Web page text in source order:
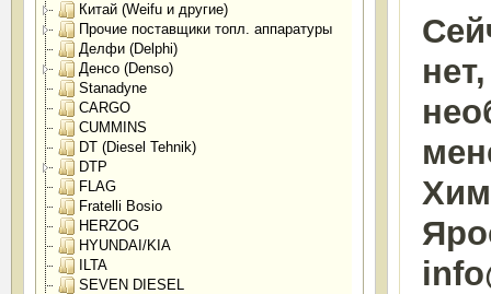
Китай (Weifu и другие)
Прочие поставщики топл. аппаратуры
Делфи (Delphi)
Денсо (Denso)
Stanadyne
CARGO
CUMMINS
DT (Diesel Tehnik)
DTP
FLAG
Fratelli Bosio
HERZOG
HYUNDAI/KIA
ILTA
SEVEN DIESEL